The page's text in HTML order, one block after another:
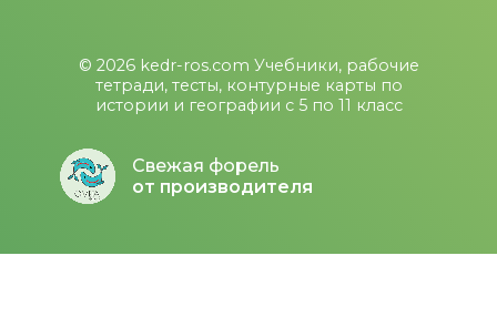
© 2026 kedr-ros.com Учебники, рабочие
тетради, тесты, контурные карты по
истории и географии с 5 по 11 класс
Свежая форель
от производителя